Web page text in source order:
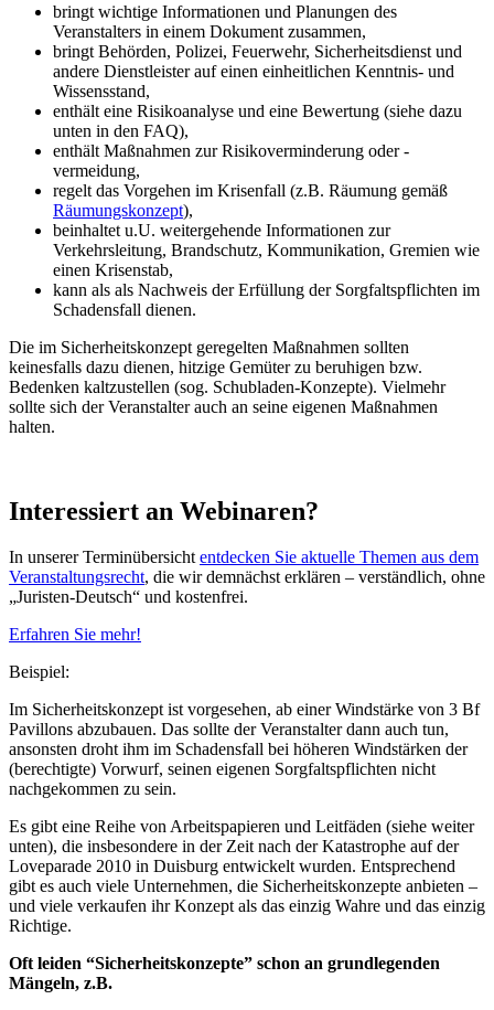
bringt wichtige Informationen und Planungen des
Veranstalters in einem Dokument zusammen,
bringt Behörden, Polizei, Feuerwehr, Sicherheitsdienst und
andere Dienstleister auf einen einheitlichen Kenntnis- und
Wissensstand,
enthält eine Risikoanalyse und eine Bewertung (siehe dazu
unten in den FAQ),
enthält Maßnahmen zur Risikoverminderung oder -
vermeidung,
regelt das Vorgehen im Krisenfall (z.B. Räumung gemäß
Räumungskonzept),
beinhaltet u.U. weitergehende Informationen zur
Verkehrsleitung, Brandschutz, Kommunikation, Gremien wie
einen Krisenstab,
kann als als Nachweis der Erfüllung der Sorgfaltspflichten im
Schadensfall dienen.
Die im Sicherheitskonzept geregelten Maßnahmen sollten
keinesfalls dazu dienen, hitzige Gemüter zu beruhigen bzw.
Bedenken kaltzustellen (sog. Schubladen-Konzepte). Vielmehr
sollte sich der Veranstalter auch an seine eigenen Maßnahmen
halten.
Interessiert an Webinaren?
In unserer Terminübersichtentdecken Sie aktuelle Themen aus dem
Veranstaltungsrecht, die wir demnächst erklären – verständlich, ohne
„Juristen-Deutsch“ und kostenfrei.
Erfahren Sie mehr!
Beispiel:
Im Sicherheitskonzept ist vorgesehen, ab einer Windstärke von 3 Bf
Pavillons abzubauen. Das sollte der Veranstalter dann auch tun,
ansonsten droht ihm im Schadensfall bei höheren Windstärken der
(berechtigte) Vorwurf, seinen eigenen Sorgfaltspflichten nicht
nachgekommen zu sein.
Es gibt eine Reihe von Arbeitspapieren und Leitfäden (siehe weiter
unten), die insbesondere in der Zeit nach der Katastrophe auf der
Loveparade 2010 in Duisburg entwickelt wurden. Entsprechend
gibt es auch viele Unternehmen, die Sicherheitskonzepte anbieten –
und viele verkaufen ihr Konzept als das einzig Wahre und das einzig
Richtige.
Oft leiden “Sicherheitskonzepte” schon an grundlegenden
Mängeln, z.B.